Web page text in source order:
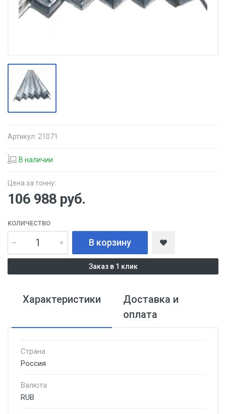
Артикул: 21071
В наличии
Цена за тонну:
106 988 руб.
КОЛИЧЕСТВО
В корзину
Заказ в 1 клик
Характеристики
Доставка и
оплата
Страна
Россия
Валюта
RUB